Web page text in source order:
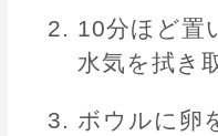
10分ほど置
水気を拭き
ボウルに卵